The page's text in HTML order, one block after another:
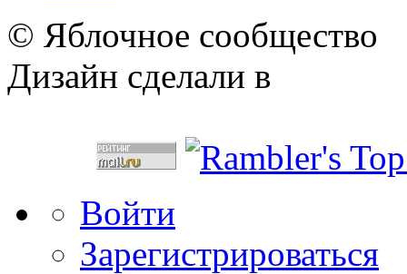
© Яблочное сообщество
Дизайн сделали в
Войти
Зарегистрироваться